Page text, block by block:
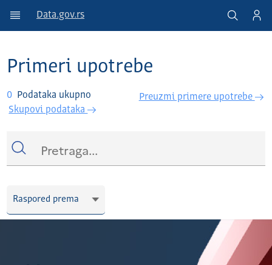
Data.gov.rs
Primeri upotrebe
0 Podataka ukupno
Skupovi podataka
Preuzmi primere upotrebe